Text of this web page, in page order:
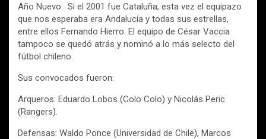
Año Nuevo. Si el 2001 fue Cataluña, esta vez el equipazo
que nos esperaba era Andalucía y todas sus estrellas,
entre ellos Fernando Hierro. El equipo de César Vaccia
tampoco se quedó atrás y nominó a lo más selecto del
fútbol chileno.
Sus convocados fueron:
Arqueros: Eduardo Lobos (Colo Colo) y Nicolás Peric
(Rangers).
Defensas: Waldo Ponce (Universidad de Chile), Marcos